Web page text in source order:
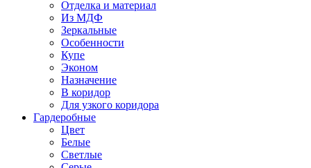
Отделка и материал
Из МДФ
Зеркальные
Особенности
Купе
Эконом
Назначение
В коридор
Для узкого коридора
Гардеробные
Цвет
Белые
Светлые